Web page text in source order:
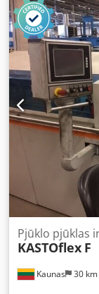
Kaunas 30 km
Pjūklo pjūklas
KASTOflex F